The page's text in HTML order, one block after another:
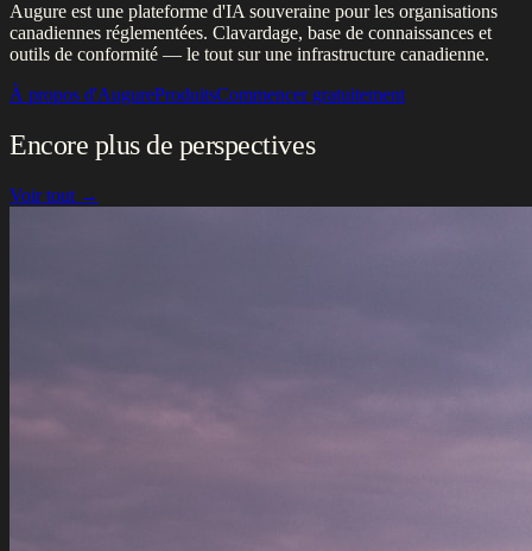
Augure est une plateforme d'IA souveraine pour les organisations
canadiennes réglementées. Clavardage, base de connaissances et
outils de conformité — le tout sur une infrastructure canadienne.
À propos d'AugureProduitsCommencer gratuitement
Encore plus de perspectives
Voir tout →